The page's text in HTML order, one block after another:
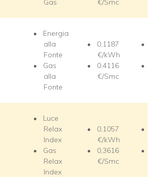
Gas
€/Smc
Energia
alla
Fonte
Gas
alla
Fonte
0,1187
€/kWh
0,4116
€/Smc
Luce
Relax
Index
Gas
Relax
Index
0,1057
€/kWh
0,3616
€/Smc